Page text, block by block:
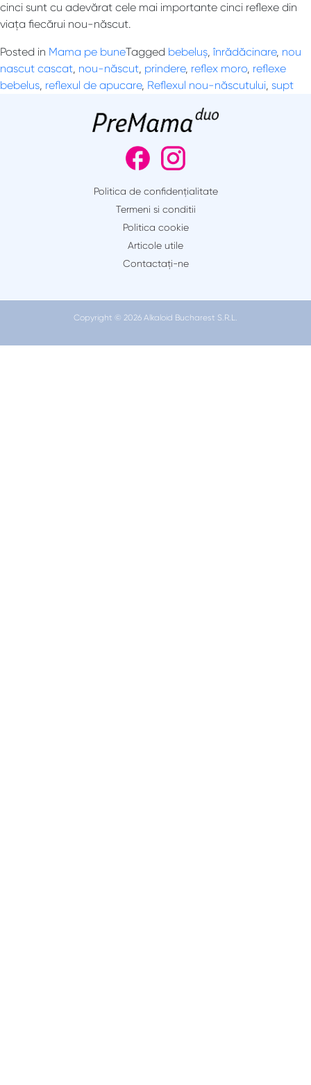
cinci sunt cu adevărat cele mai importante cinci reflexe din
viața fiecărui nou-născut.
Posted in Mama pe buneTagged bebeluș, înrădăcinare, nou
nascut cascat, nou-născut, prindere, reflex moro, reflexe
bebelus, reflexul de apucare, Reflexul nou-născutului, supt
Politica de confidențialitate
Termeni si conditii
Politica cookie
Articole utile
Contactaţi-ne
Copyright © 2026 Alkaloid Bucharest S.R.L.